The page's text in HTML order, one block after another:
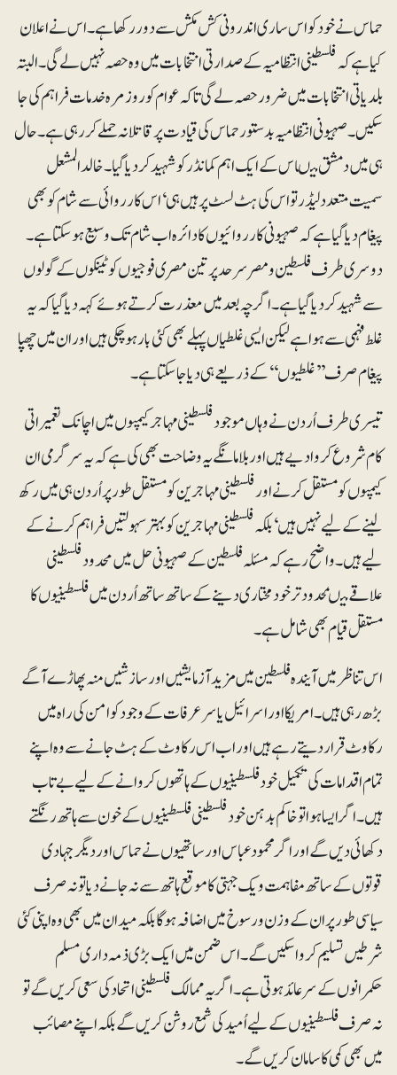
حماس نے خود کو اس ساری اندرونی کش مکش سے دور رکھا ہے۔ اس نے اعلان
کیا ہے کہ فلسطینی انتظامیہ کے صدارتی انتخابات میں وہ حصہ نہیں لے گی۔ البتہ
بلدیاتی انتخابات میں ضرور حصہ لے گی تاکہ عوام کو روز مرہ خدمات فراہم کی جا
سکیں۔ صہیونی انتظامیہ بدستور حماس کی قیادت پر قاتلانہ حملے کر رہی ہے۔ حال
ہی میں دمشق میںاس کے ایک اہم کمانڈر کو شہید کر دیا گیا۔ خالد المشعل
سمیت متعدد لیڈر تو اس کی ہٹ لسٹ پر ہیں ہی‘ اس کارروائی سے شام کو بھی
پیغام دیاگیا ہے کہ صہیونی کارروائیوں کا دائرہ اب شام تک وسیع ہوسکتا ہے۔
دوسری طرف فلسطین و مصر سرحد پر تین مصری فوجیوں کو ٹینکوں کے گولوں
سے شہید کر دیا گیا ہے۔ اگرچہ بعد میں معذرت کرتے ہوئے کہہ دیا گیا کہ یہ
غلط فہمی سے ہواہے لیکن ایسی غلطیاں پہلے بھی کئی بار ہوچکی ہیں اور ان میں چھپا
پیغام صرف ’’غلطیوں‘‘ کے ذریعے ہی دیا جا سکتا ہے۔
تیسری طرف اُردن نے وہاں موجود فلسطینی مہاجر کیمپوں میں اچانک تعمیراتی
کام شروع کروا دیے ہیں اور بلامانگے یہ وضاحت بھی کی ہے کہ یہ سرگرمی ان
کیمپوں کو مستقل کرنے اور فلسطینی مہاجرین کو مستقل طور پر اُردن ہی میں رکھ
لینے کے لیے نہیں ہیں‘ بلکہ فلسطینی مہاجرین کو بہتر سہولتیں فراہم کرنے کے
لیے ہیں۔ واضح رہے کہ مسئلہ فلسطین کے صہیونی حل میں محدود فلسطینی
علاقے میںمحدود تر خودمختاری دینے کے ساتھ ساتھ اُردن میں فلسطینیوں کا
مستقل قیام بھی شامل ہے۔
اس تناظر میں آیندہ فلسطین میں مزید آزمایشیں اور سازشیں منہ پھاڑے آگے
بڑھ رہی ہیں۔ امریکا اور اسرائیل یاسرعرفات کے وجود کو امن کی راہ میں
رکاوٹ قرار دیتے رہے ہیں اور اب اس رکاوٹ کے ہٹ جانے سے وہ اپنے
تمام اقدامات کی تکمیل خود فلسطینیوں کے ہاتھوں کروانے کے لیے بے تاب
ہیں۔ اگر ایسا ہوا تو خاکم بدہن خود فلسطینی فلسطینیوں کے خون سے ہاتھ رنگتے
دکھائی دیں گے اور اگر محمود عباس اور ساتھیوں نے حماس اور دیگر جہادی
قوتوں کے ساتھ مفاہمت و یک جہتی کا موقع ہاتھ سے نہ جانے دیا تو نہ صرف
سیاسی طور پر ان کے وزن و رسوخ میں اضافہ ہوگا بلکہ میدان میں بھی وہ اپنی کئی
شرطیں تسلیم کروا سکیں گے۔ اس ضمن میں ایک بڑی ذمہ داری مسلم
حکمرانوں کے سر عائد ہوتی ہے۔ اگر یہ ممالک فلسطینی اتحاد کی سعی کریں گے تو
نہ صرف فلسطینیوں کے لیے اُمید کی شمع روشن کریں گے بلکہ اپنے مصائب
میں بھی کمی کا سامان کریں گے۔